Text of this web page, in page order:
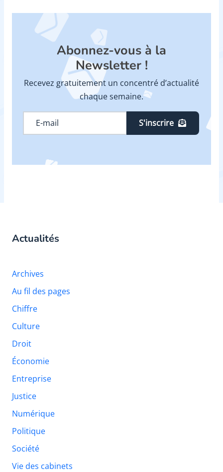
Abonnez-vous à la
Newsletter !
Recevez gratuitement un concentré d’actualité
chaque semaine.
S'inscrire
Actualités
Archives
Au fil des pages
Chiffre
Culture
Droit
Économie
Entreprise
Justice
Numérique
Politique
Société
Vie des cabinets